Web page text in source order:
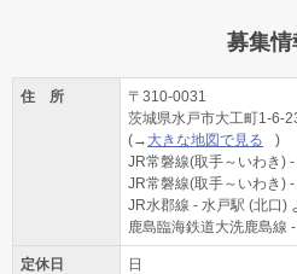
募集情
住 所
〒310-0031
茨城県水戸市大工町1-6-
(→ 大きな地図で見る
)
JR常磐線(取手～いわき)
JR常磐線(取手～いわき)
JR水郡線 - 水戸駅 (北口)
鹿島臨海鉄道大洗鹿島線
定休日 日